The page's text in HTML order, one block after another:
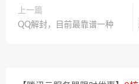
上一篇
QQ解封，目前最靠谱一种